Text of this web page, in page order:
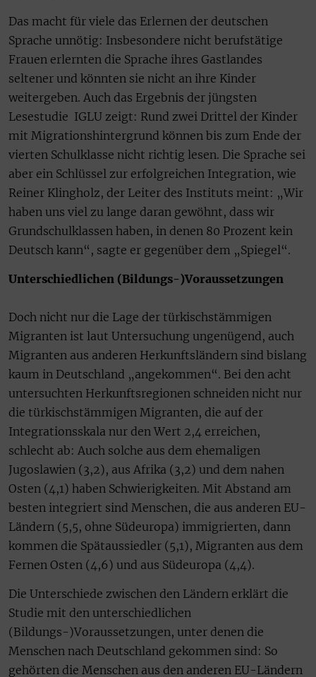
Das macht für viele das Erlernen der deutschen
Sprache unnötig: Insbesondere nicht berufstätige
Frauen erlernten die Sprache ihres Gastlandes
seltener und könnten sie nicht an ihre Kinder
weitergeben. Auch das Ergebnis der jüngsten
Lesestudie IGLU zeigt: Rund zwei Drittel der Kinder
mit Migrationshintergrund können bis zum Ende der
vierten Schulklasse nicht richtig lesen. Die Sprache sei
aber ein Schlüssel zur erfolgreichen Integration, wie
Reiner Klingholz, der Leiter des Instituts meint: „Wir
haben uns viel zu lange daran gewöhnt, dass wir
Grundschulklassen haben, in denen 80 Prozent kein
Deutsch kann“, sagte er gegenüber dem „Spiegel“.
Unterschiedlichen (Bildungs-)Voraussetzungen
Doch nicht nur die Lage der türkischstämmigen
Migranten ist laut Untersuchung ungenügend, auch
Migranten aus anderen Herkunftsländern sind bislang
kaum in Deutschland „angekommen“. Bei den acht
untersuchten Herkunftsregionen schneiden nicht nur
die türkischstämmigen Migranten, die auf der
Integrationsskala nur den Wert 2,4 erreichen,
schlecht ab: Auch solche aus dem ehemaligen
Jugoslawien (3,2), aus Afrika (3,2) und dem nahen
Osten (4,1) haben Schwierigkeiten. Mit Abstand am
besten integriert sind Menschen, die aus anderen EU-
Ländern (5,5, ohne Südeuropa) immigrierten, dann
kommen die Spätaussiedler (5,1), Migranten aus dem
Fernen Osten (4,6) und aus Südeuropa (4,4).
Die Unterschiede zwischen den Ländern erklärt die
Studie mit den unterschiedlichen
(Bildungs-)Voraussetzungen, unter denen die
Menschen nach Deutschland gekommen sind: So
gehörten die Menschen aus den anderen EU-Ländern